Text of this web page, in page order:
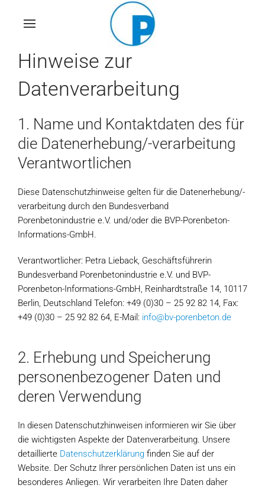
Skip
main
content
Hinweise zur
Datenverarbeitung
1. Name und Kontaktdaten des für
die Datenerhebung/-verarbeitung
Verantwortlichen
Diese Datenschutzhinweise gelten für die Datenerhebung/-
verarbeitung durch den Bundesverband
Porenbetonindustrie e.V. und/oder die BVP-Porenbeton-
Informations-GmbH.
Verantwortlicher: Petra Lieback, Geschäftsführerin
Bundesverband Porenbetonindustrie e.V. und BVP-
Porenbeton-Informations-GmbH, Reinhardtstraße 14, 10117
Berlin, Deutschland Telefon: +49 (0)30 – 25 92 82 14, Fax:
+49 (0)30 – 25 92 82 64, E-Mail: info@bv-porenbeton.de
2. Erhebung und Speicherung
personenbezogener Daten und
deren Verwendung
In diesen Datenschutzhinweisen informieren wir Sie über
die wichtigsten Aspekte der Datenverarbeitung. Unsere
detaillierte Datenschutzerklärung finden Sie auf der
Website. Der Schutz Ihrer persönlichen Daten ist uns ein
besonderes Anliegen. Wir verarbeiten Ihre Daten daher